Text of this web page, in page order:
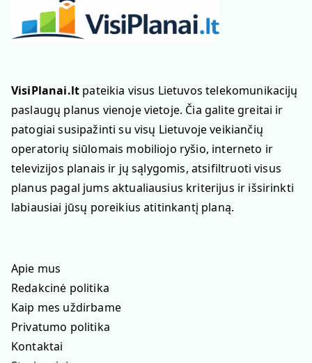
VisiPlanai.lt pateikia visus Lietuvos telekomunikacijų
paslaugų planus vienoje vietoje. Čia galite greitai ir
patogiai susipažinti su visų Lietuvoje veikiančių
operatorių siūlomais mobiliojo ryšio, interneto ir
televizijos planais ir jų sąlygomis, atsifiltruoti visus
planus pagal jums aktualiausius kriterijus ir išsirinkti
labiausiai jūsų poreikius atitinkantį planą.
Apie mus
Redakcinė politika
Kaip mes uždirbame
Privatumo politika
Kontaktai